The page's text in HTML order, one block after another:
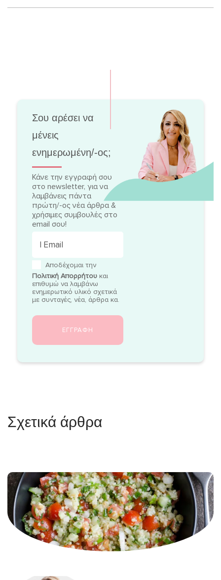
Σου αρέσει να
μένεις
ενημερωμένη/-ος;
Κάνε την εγγραφή σου
στο newsletter, για να
λαμβάνεις πάντα
πρώτη/-ος νέα άρθρα &
χρήσιμες συμβουλές στο
email σου!
Αποδέχομαι την
Πολιτική Απορρήτου και
επιθυμώ να λαμβάνω
ενημερωτικό υλικό σχετικά
με συνταγές, νέα, άρθρα κα.
Σχετικά άρθρα